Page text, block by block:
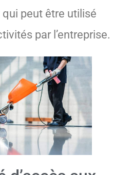
peut être utilisé
par l’entreprise.